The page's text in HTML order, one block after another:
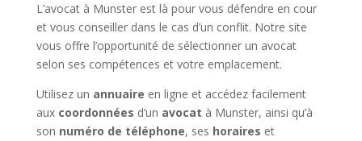
L’avocat à Munster est là pour vous défendre en cour
et vous conseiller dans le cas d’un conflit. Notre site
vous offre l’opportunité de sélectionner un avocat
selon ses compétences et votre emplacement.
Utilisez un annuaire en ligne et accédez facilement
aux coordonnées d’un avocat à Munster, ainsi qu’à
son numéro de téléphone, ses horaires et